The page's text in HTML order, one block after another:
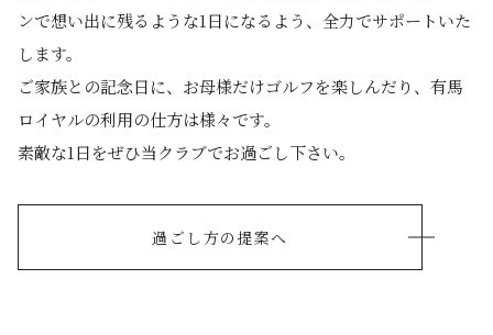
ンで想い出に残るような1⽇になるよう、全⼒でサポートいた
します。
ご家族との記念⽇に、お⺟様だけゴルフを楽しんだり、有⾺
ロイヤルの利⽤の仕⽅は様々です。
素敵な1⽇をぜひ当クラブでお過ごし下さい。
過ごし方の提案へ